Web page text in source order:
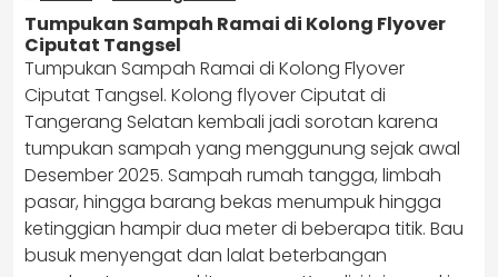
Tumpukan Sampah Ramai di Kolong Flyover
Ciputat Tangsel
Tumpukan Sampah Ramai di Kolong Flyover
Ciputat Tangsel. Kolong flyover Ciputat di
Tangerang Selatan kembali jadi sorotan karena
tumpukan sampah yang menggunung sejak awal
Desember 2025. Sampah rumah tangga, limbah
pasar, hingga barang bekas menumpuk hingga
ketinggian hampir dua meter di beberapa titik. Bau
busuk menyengat dan lalat beterbangan